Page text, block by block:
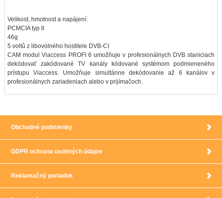
Velikost, hmotnost a napájení:
PCMCIA typ II
46g
5 voltů z libovolného hostitele DVB-CI
CAM modul Viaccess PROFI 6 umožňuje v profesionálnych DVB staniciach
dekódovať zakódované TV kanály kódované systémom podmieneného
prístupu Viaccess. Umožňuje simultánne dekódovanie až 6 kanálov v
profesionálnych zariadeniach alebo v prijímačoch.
Obchodné podmienky
GDPR ochrana osobných údajov
Reklamačný poriadok